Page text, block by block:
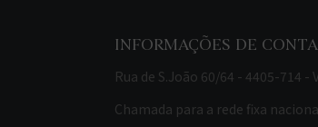
INFORMAÇÕES DE
Rua de S.João 60/64 - 4405-714
Chamada para a rede fixa